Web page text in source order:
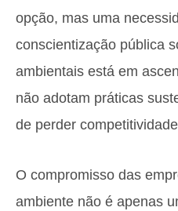
opção, mas uma
conscientização pública
ambientais está em
não adotam práticas
de perder
O compromisso das
ambiente não é apenas